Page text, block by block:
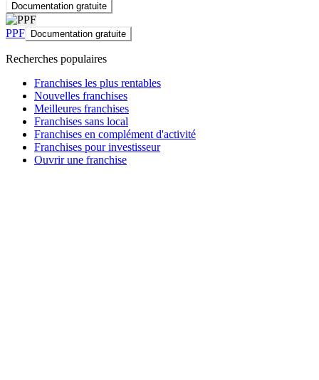
Documentation gratuite
PPF Documentation gratuite
Recherches populaires
Franchises les plus rentables
Nouvelles franchises
Meilleures franchises
Franchises sans local
Franchises en complément d'activité
Franchises pour investisseur
Ouvrir une franchise